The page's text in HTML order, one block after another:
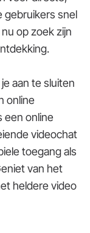
gebruikers snel
op zoek zijn
aan te sluiten
online
een online
videochat
toegang als
van het
heldere video